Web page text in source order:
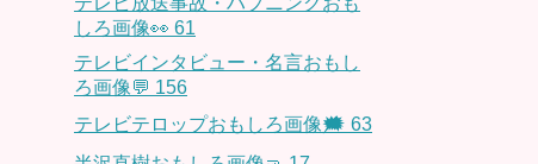
しろ画像👀 61
テレビインタビュー・名言おもし
ろ画像💬 156
テレビテロップおもしろ画像🗯 63